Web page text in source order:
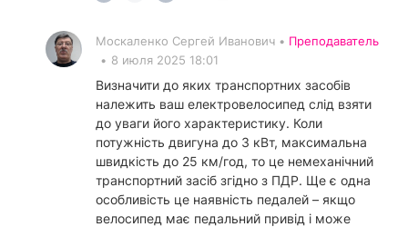
Москаленко Сергей Иванович • Преподаватель
• 8 июля 2025 18:01
Визначити до яких транспортних засобів
належить ваш електровелосипед слід взяти
до уваги його характеристику. Коли
потужність двигуна до 3 кВт, максимальна
швидкість до 25 км/год, то це немеханічний
транспортний засіб згідно з ПДР. Ще є одна
особливість це наявність педалей – якщо
велосипед має педальний привід і може